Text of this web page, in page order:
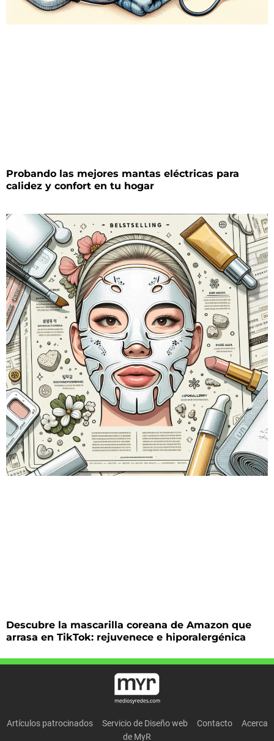
Probando las mejores mantas eléctricas para
calidez y confort en tu hogar
Descubre la mascarilla coreana de Amazon que
arrasa en TikTok: rejuvenece e hiporalergénica
Artículos patrocinados Servicio de Diseño web Contacto
Acerca
de MyR